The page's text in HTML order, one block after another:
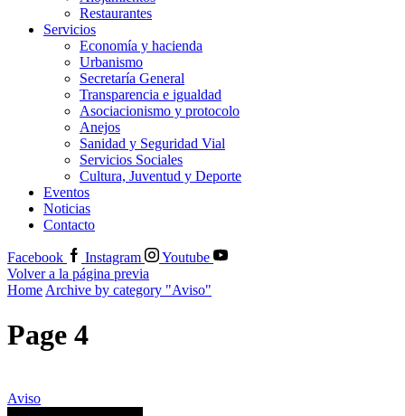
Restaurantes
Servicios
Economía y hacienda
Urbanismo
Secretaría General
Transparencia e igualdad
Asociacionismo y protocolo
Anejos
Sanidad y Seguridad Vial
Servicios Sociales
Cultura, Juventud y Deporte
Eventos
Noticias
Contacto
Facebook Instagram
Youtube
Volver a la página previa
Home Archive by category "Aviso"
Page 4
Aviso